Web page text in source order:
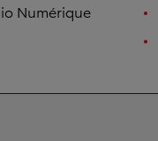
Numérique